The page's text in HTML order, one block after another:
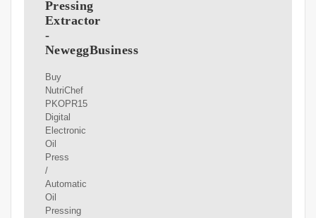
Pressing
Extractor
-
NeweggBusiness
Buy
NutriChef
PKOPR15
Digital
Electronic
Oil
Press
/
Automatic
Oil
Pressing